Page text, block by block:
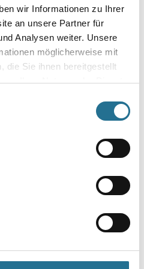
wir Informationen zu Ihrer
an unsere Partner für
Analysen weiter. Unsere
möglicherweise mit
die Sie ihnen bereitgestellt
Ihrer Nutzung der Dienste